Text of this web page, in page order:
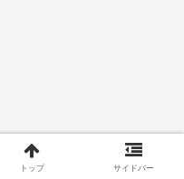
トップ サイドバー